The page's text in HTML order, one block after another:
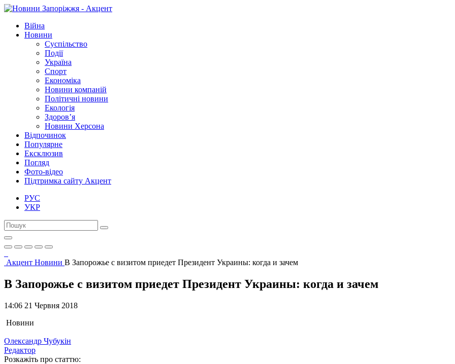
Війна
Новини
Суспільство
Події
Україна
Спорт
Економіка
Новини компаній
Політичні новини
Екологія
Здоров’я
Новини Херсона
Відпочинок
Популярне
Ексклюзив
Погляд
Фото-відео
Підтримка сайту Акцент
РУС
УКР
Акцент Новини В Запорожье с визитом приедет Президент Украины: когда и зачем
В Запорожье с визитом приедет Президент Украины: когда и зачем
14:06 21 Червня 2018
Новини
Олександр Чубукін
Редактор
Розкажіть про статтю: